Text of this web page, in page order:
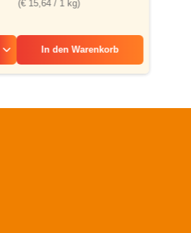
(€ 15,64 / 1 kg)
In den Warenkorb